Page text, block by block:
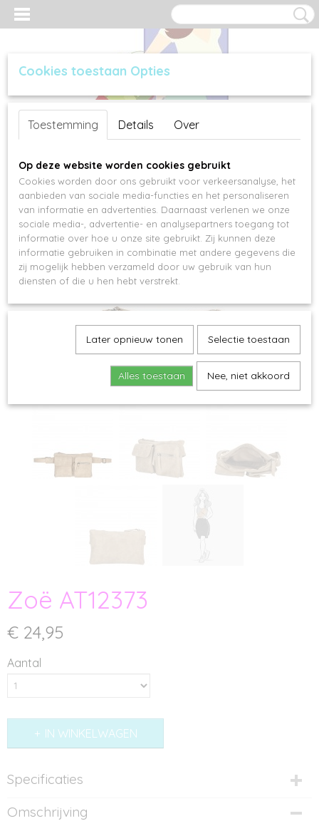
Inloggen Registreren
Zoë AT12373
€ 24,95
Aantal
IN WINKELWAGEN
Specificaties
Productcode
AT12373
Omschrijving
Cookies toestaan Opties
Toestemming Details Over
Op deze website worden cookies gebruikt
Cookies worden door ons gebruikt voor verkeersanalyse, het
aanbieden van sociale media-functies en het personaliseren
van informatie en advertenties. Daarnaast verlenen we onze
sociale media-, advertentie- en analysepartners toegang tot
informatie over hoe u onze site gebruikt. Zij kunnen deze
informatie gebruiken in combinatie met andere gegevens die
zij mogelijk hebben verzameld door uw gebruik van hun
diensten of die u hen hebt verstrekt.
Later opnieuw tonen Selectie toestaan
Alles toestaan Nee, niet akkoord